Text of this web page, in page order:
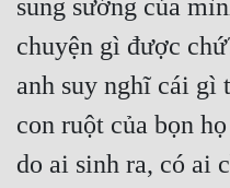
sung sướng của
chuyện gì được
anh suy nghĩ cái gì
con ruột của bọn
do ai sinh ra, có ai